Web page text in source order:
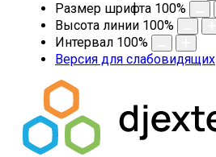
Размер шрифта 100%
Высота линии 100%
Интервал 100%
Версия для слабовидящих